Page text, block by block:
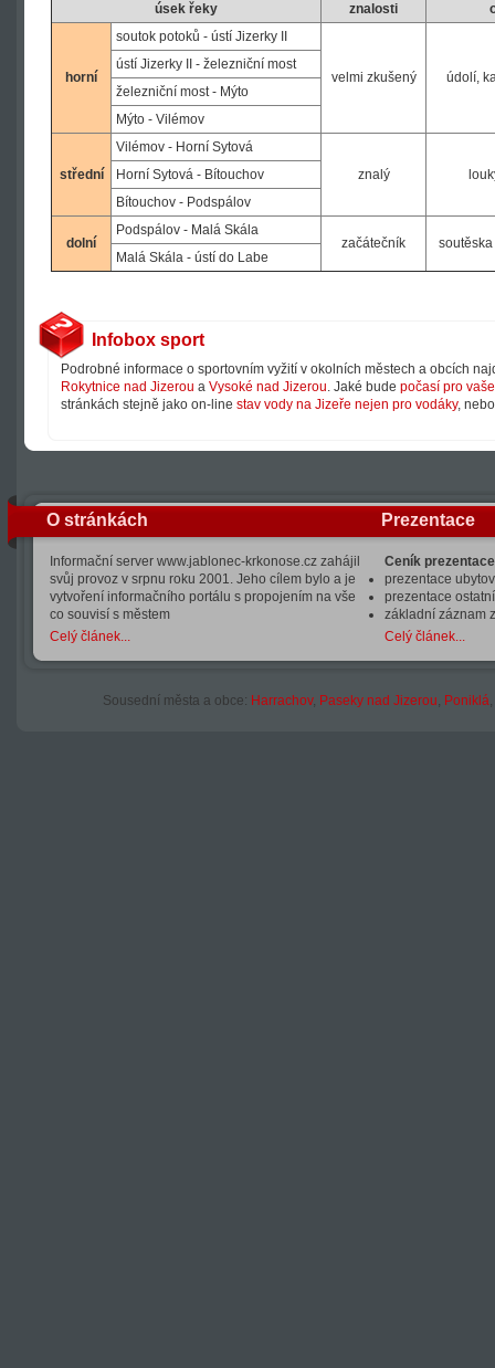
úsek řeky znalosti
horní
soutok potoků - ústí Jizerky II
velmi zkušený údolí,
ústí Jizerky II - železniční most
železniční most - Mýto
Mýto - Vilémov
střední
Vilémov - Horní Sytová
znalý
Horní Sytová - Bítouchov
Bítouchov - Podspálov
dolní
Podspálov - Malá Skála
začátečník
Malá Skála - ústí do Labe
Infobox sport
Podrobné informace o sportovním vyžití v okolních městech a obcích
Rokytnice nad Jizerou a Vysoké nad Jizerou. Jaké bude počasí pro
stránkách stejně jako on-line stav vody na Jizeře nejen pro vodáky,
O stránkách
Informační server www.jablonec-krkonose.cz zahájil
svůj provoz v srpnu roku 2001. Jeho cílem bylo a je
vytvoření informačního portálu s propojením na vše
co souvisí s městem
Celý článek...
Prezentace
Ceník
prezentace
prezentace
základní záznam
Celý článek...
Sousední města a obce: Harrachov, Paseky nad Jizerou, Poniklá,